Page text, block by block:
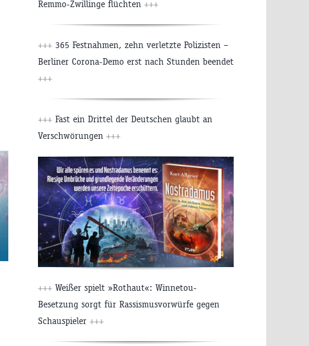
Remmo-Zwillinge flüchten +++
+++ 365 Festnahmen, zehn verletzte Polizisten –
Berliner Corona-Demo erst nach Stunden beendet
+++
+++ Fast ein Drittel der Deutschen glaubt an
Verschwörungen +++
+++ Weißer spielt »Rothaut«: Winnetou-
Besetzung sorgt für Rassismusvorwürfe gegen
Schauspieler +++